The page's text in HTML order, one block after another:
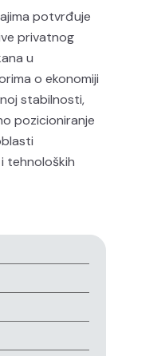
potvrđuje
privatnog
u
o ekonomiji
stabilnosti,
pozicioniranje
tehnoloških